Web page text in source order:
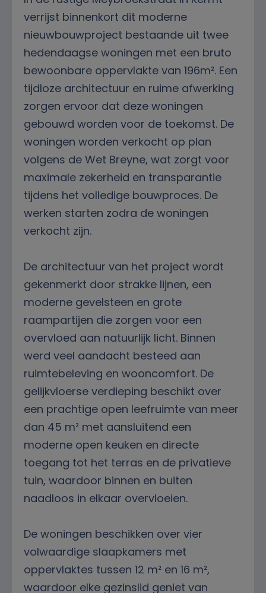
verrijst binnenkort dit moderne
nieuwbouwproject bestaande uit twee
hedendaagse woningen met een bruto
bewoonbare oppervlakte van 196m². Een
tijdloze architectuur en ruime afwerking
zorgen ervoor dat deze woningen
gebouwd worden voor de toekomst. De
woningen worden verkocht op plan
volgens de Wet Breyne, wat zorgt voor
maximale zekerheid en transparantie
tijdens het volledige bouwproces. De
werken starten zodra de woningen
verkocht zijn.
De architectuur van het project wordt
gekenmerkt door strakke lijnen, een
moderne gevelsteen en grote
raampartijen die zorgen voor een
overvloed aan natuurlijk licht. Binnen
werd veel aandacht besteed aan
ruimtebeleving en wooncomfort. De
gelijkvloerse verdieping beschikt over
een prachtige open leefruimte van meer
dan 45 m² met aansluitend een
moderne open keuken en directe
toegang tot het terras en de privatieve
tuin, waardoor binnen en buiten
naadloos in elkaar overvloeien.
De woningen beschikken over vier
volwaardige slaapkamers met
oppervlaktes tussen 12 m² en 16 m²,
waardoor elke gezinslid geniet van